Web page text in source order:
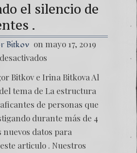
el silencio de
.
Bitkov on mayo 17, 2019
Bitkov e Irina Bitkova Al
tema de La estructura
de personas que
durante más de 4
nuevos datos para
articulo . Nuestros